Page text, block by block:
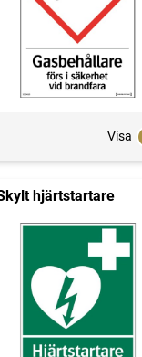
Visa
hjärtstartare